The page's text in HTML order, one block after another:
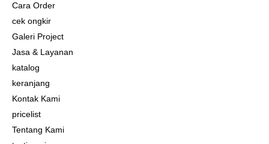
Cara Order
cek ongkir
Galeri Project
Jasa & Layanan
katalog
keranjang
Kontak Kami
pricelist
Tentang Kami